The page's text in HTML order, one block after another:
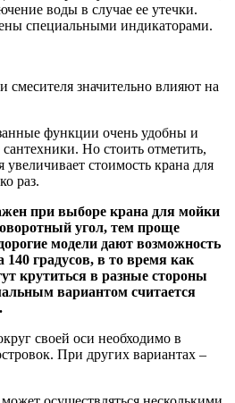
воды в случае ее утечки.
специальными индикаторами.
значительно влияют на
функции очень удобны и
Но стоить отметить,
стоимость крана для
раз.
при выборе крана для мойки
угол, тем проще
модели дают возможность
140 градусов, в то время как
крутиться в разные стороны
вариантом считается
своей оси необходимо в
При других вариантах –